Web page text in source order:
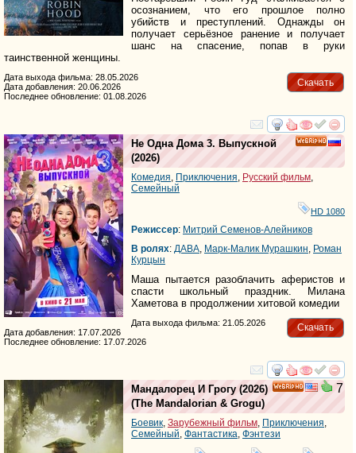
осознанием, что его прошлое полно
убийств и преступлений. Однажды он
получает серьёзное ранение и получает
шанс на спасение, попав в руки
таинственной женщины.
Скачать
Дата выхода фильма: 28.05.2026
Дата добавления: 20.06.2026
Последнее обновление: 01.08.2026
смотреть
Не Одна Дома 3. Выпускной
(2026)
Комедия, Приключения, Русский фильм,
Семейный
HD 1080
Режиссер: Митрий Семенов-Алейников
В ролях: ДАВА, Марк-Малик Мурашкин, Роман
Курцын
Маша пытается разоблачить аферистов и
спасти школьный праздник. Милана
Хаметова в продолжении хитовой комедии
Скачать
Дата выхода фильма: 21.05.2026
Дата добавления: 17.07.2026
Последнее обновление: 17.07.2026
смотреть
7
Мандалорец И Грогу (2026)
(The Mandalorian & Grogu)
Боевик Зарубежный фильм Приключения
Семейный Фантастика Фэнтези